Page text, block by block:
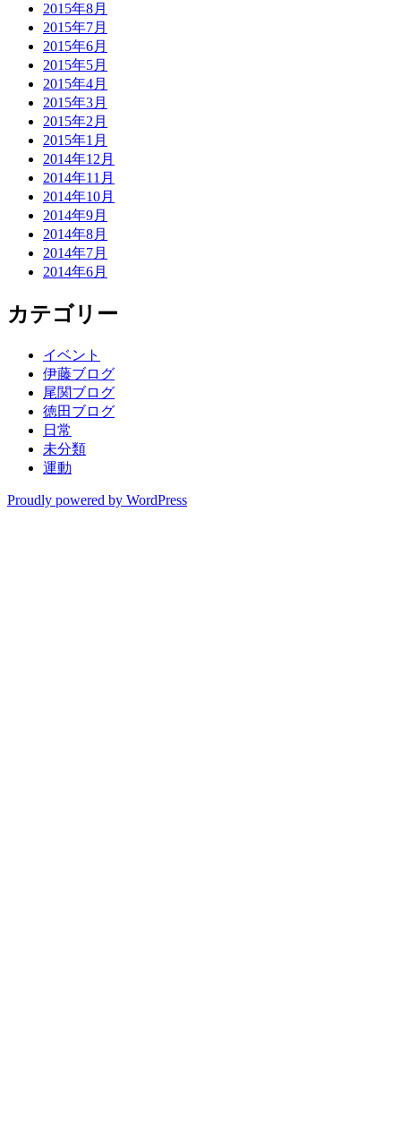
2015年8月
2015年7月
2015年6月
2015年5月
2015年4月
2015年3月
2015年2月
2015年1月
2014年12月
2014年11月
2014年10月
2014年9月
2014年8月
2014年7月
2014年6月
カテゴリー
イベント
伊藤ブログ
尾関ブログ
徳田ブログ
日常
未分類
運動
Proudly powered by WordPress